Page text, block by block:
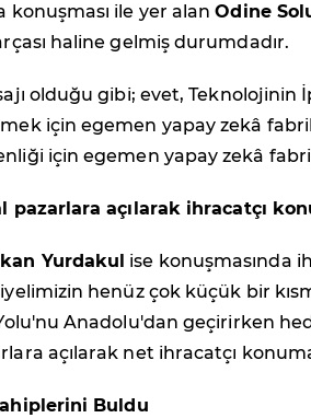
konuşması ile yer alanOdine
haline gelmiş durumdadır.
olduğu gibi; evet,
için egemen yapay zekâ
için egemen yapay zekâ
pazarlara açılarak ihracatçı
Yurdakul ise konuşmasında
henüz çok küçük bir
Anadolu'dan geçirirken
açılarak net ihracatçı
Buldu